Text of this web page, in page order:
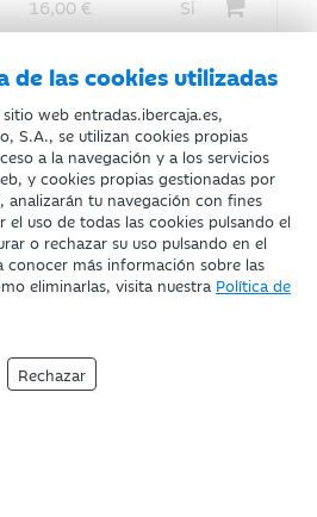
de las cookies utilizadas
web entradas.ibercaja.es,
S.A., se utilizan cookies propias
a la navegación y a los servicios
y cookies propias gestionadas por
analizarán tu navegación con fines
el uso de todas las cookies pulsando el
o rechazar su uso pulsando en el
conocer más información sobre las
eliminarlas, visita nuestra Política de
Rechazar
atención incidencias